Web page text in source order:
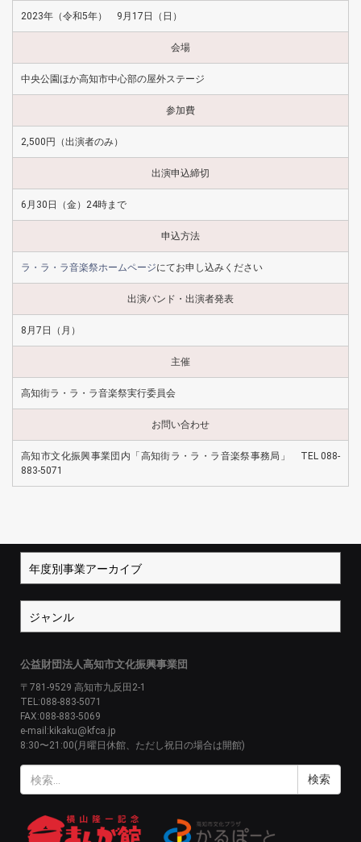
2023年（令和5年） 9月17日（日）
会場
中央公園ほか高知市中心部の屋外ステージ
参加費
2,500円（出演者のみ）
出演申込締切
6月30日（金）24時まで
申込方法
ラ・ラ・ラ音楽祭ホームページにてお申し込みください
出演バンド・出演者発表
8月7日（月）
主催
高知街ラ・ラ・ラ音楽祭実行委員会
お問い合わせ
高知市文化振興事業団内「高知街ラ・ラ・ラ音楽祭事務局」 TEL 088-
883-5071
公益財団法人高知市文化振興事業団
〒781-9529 高知市九反田2-1
TEL:088-883-5071
FAX:088-883-5069
e-mail:kikaku@kfca.jp
8:30〜21:00(月曜日休館、ただし祝日の場合は開館)
索: